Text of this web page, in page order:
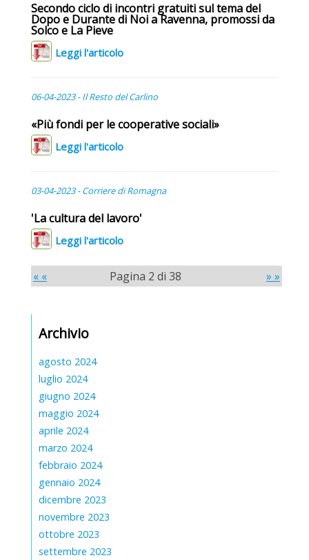
Secondo ciclo di incontri gratuiti sul tema del
Dopo e Durante di Noi a Ravenna, promossi da
Solco e La Pieve
Leggi l'articolo
06-04-2023 - Il Resto del Carlino
«Più fondi per le cooperative sociali»
Leggi l'articolo
03-04-2023 - Corriere di Romagna
'La cultura del lavoro'
Leggi l'articolo
« « Pagina 2 di 38 » »
Archivio
agosto 2024
luglio 2024
giugno 2024
maggio 2024
aprile 2024
marzo 2024
febbraio 2024
gennaio 2024
dicembre 2023
novembre 2023
ottobre 2023
settembre 2023